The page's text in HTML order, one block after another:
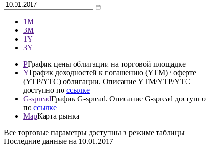
1М
3М
1Y
3Y
PГрафик цены облигации на торговой площадке
YГрафик доходностей к погашению (YTM) / оферте
(YTP/YTC) облигации. Описание YTM/YTP/YTC
доступно по ссылке
G-spreadГрафик G-spread. Описание G-spread доступно
по ссылке
MapКарта рынка
Все торговые параметры доступны в режиме таблицы
Последние данные на 10.01.2017